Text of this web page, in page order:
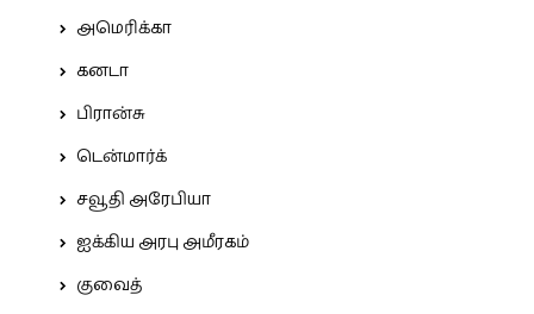
அமெரிக்கா
கனடா
பிரான்சு
டென்மார்க்
சவூதி அரேபியா
ஐக்கிய அரபு அமீரகம்
குவைத்